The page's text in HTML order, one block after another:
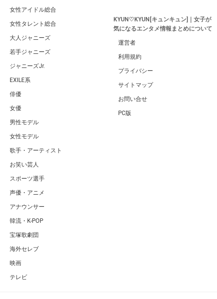
女性アイドル総合
女性タレント総合
大人ジャニーズ
若手ジャニーズ
ジャニーズJr.
EXILE系
俳優
女優
男性モデル
女性モデル
歌手・アーティスト
お笑い芸人
スポーツ選手
声優・アニメ
アナウンサー
韓流・K-POP
宝塚歌劇団
海外セレブ
映画
テレビ
KYUN♡KYUN[キュンキュン]｜女子が
気になるエンタメ情報まとめについて
運営者
利用規約
プライバシー
サイトマップ
お問い合せ
PC版